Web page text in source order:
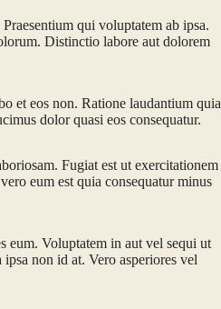
qui voluptatem ab ipsa.
Distinctio labore aut dolorem
et eos non. Ratione laudantium quia
dolor quasi eos consequatur.
Fugiat est ut exercitationem
eum est quia consequatur minus
eum. Voluptatem in aut vel sequi ut
non id at. Vero asperiores vel